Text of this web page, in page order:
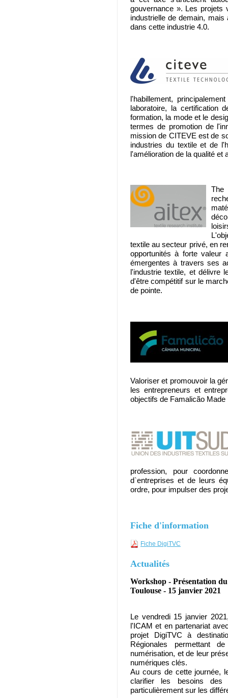
gouvernance ». Les projets
industrielle de demain,
dans cette industrie 4.0.
l'habillement,
laboratoire, la certification
formation, la mode et le
termes de promotion de
mission de CITEVE est de
industries du textile et de
l'amélioration de la qualité et
The
textile au secteur privé, en
opportunités à forte valeur
émergentes à travers ses
l'industrie textile, et délivre
d'être compétitif sur le
de pointe.
Valoriser et promouvoir la
les entrepreneurs et
objectifs de Famalicão Made
profession, pour
d`entreprises et de leurs
ordre, pour impulser des
Fiche d'information
Fiche DigiTVC
Actualités
Workshop - Présentation
Toulouse - 15 janvier 2021
Le vendredi 15 janvier
l'ICAM et en partenariat
projet DigiTVC à
Régionales permettant
numérisation, et de leur
numériques clés.
Au cours de cette journée,
clarifier les besoins des
particulièrement sur les